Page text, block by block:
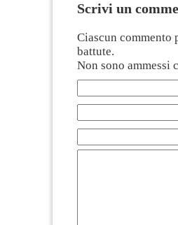
Scrivi un
Ciascun commento
battute.
Non sono ammessi